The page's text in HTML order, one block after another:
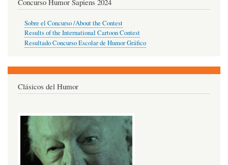
Concurso Humor Sapiens 2024
Sobre el Concurso /About the Contest
Results of the International Cartoon Contest
Resultado Concurso Escolar de Humor Gráfico
Clásicos del Humor